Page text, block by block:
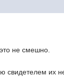
не смешно.
их